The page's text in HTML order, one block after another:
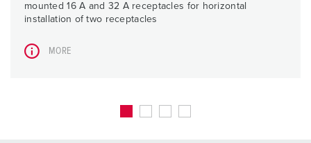
mounted 16 A and 32 A receptacles for horizontal
installation of two receptacles
MORE